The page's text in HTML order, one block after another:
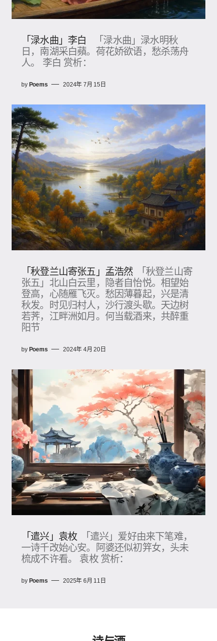
「渌水曲」李白
「渌水曲」渌水明秋
日，南湖采白蘋。荷花娇欲语，愁杀荡舟
人。 李白 赏析：
by Poems 2024年 7月 15日
「秋登兰山寄张五」孟浩然
「秋登兰山寄
张五」北山白云里，隐者自怡悦。相望始
登高，心随雁飞灭。愁因薄暮起，兴是清
秋发。时见归村人，沙行渡头歇。天边树
若荠，江畔洲如月。何当载酒来，共醉重
阳节
by Poems 2024年 4月 20日
「遣兴」袁枚
「遣兴」爱好由来下笔难，
一诗千改始心安。阿婆还似初笄女，头未
梳成不许看。 袁枚 赏析：
by Poems 2025年 6月 11日